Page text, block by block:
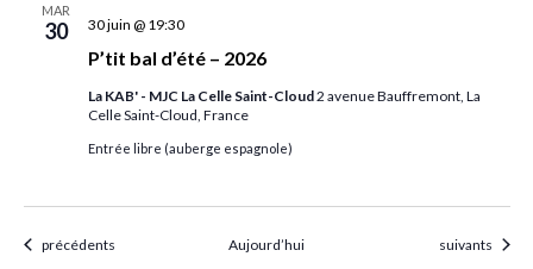
MAR
30
P’tit bal d’été – 2026
30 juin @ 19:30
La KAB' - MJC La Celle Saint-Cloud2 avenue Bauffremont, La
Celle Saint-Cloud, France
Entrée libre (auberge espagnole)
Évènements
précédents Aujourd’hui Évènements
suivants